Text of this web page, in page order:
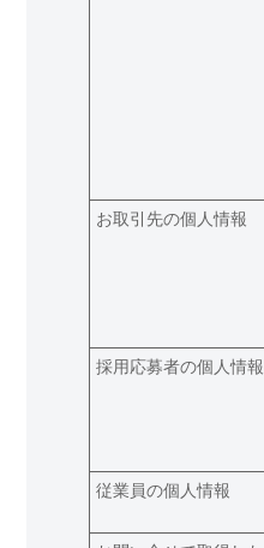
お取引先の個人情報
採用応募者の個人情報
従業員の個人情報